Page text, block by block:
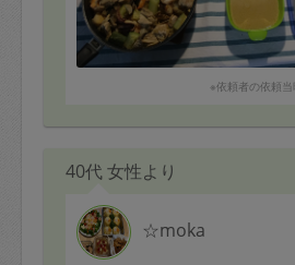
葉っぱ、生野菜をよく食べる我が家
ドレッシングは嬉しい一品です。
冷凍庫にあった海老やイカゲソ、帆
※依頼者の依頼当
40代 女性より
☆moka